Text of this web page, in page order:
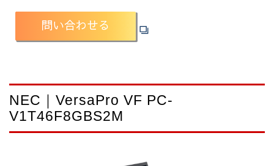
NEC｜VersaPro VF PC-
V1T46F8GBS2M